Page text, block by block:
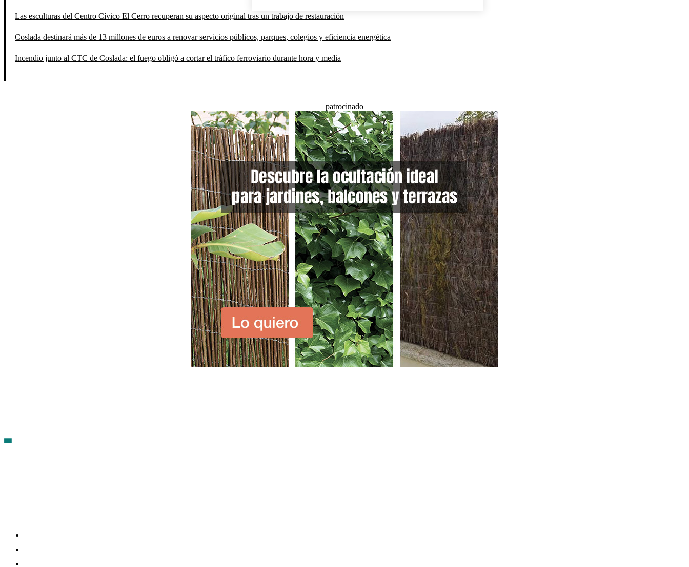
Las esculturas del Centro Cívico El Cerro recuperan su aspecto original tras un trabajo de restauración
Coslada destinará más de 13 millones de euros a renovar servicios públicos, parques, colegios y eficiencia energética
Incendio junto al CTC de Coslada: el fuego obligó a cortar el tráfico ferroviario durante hora y media
patrocinado